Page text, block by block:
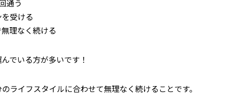
通う
受ける
理なく続ける
でいる方が多いです！
ライフスタイルに合わせて無理なく続けることです。